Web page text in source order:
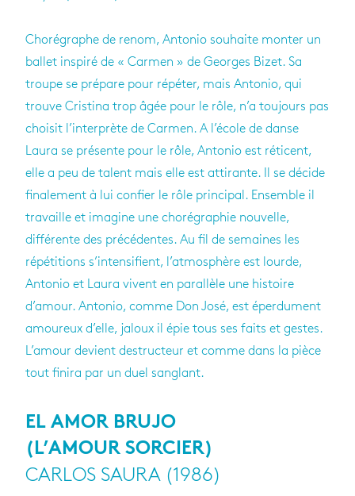
Chorégraphe de renom, Antonio souhaite monter un
ballet inspiré de « Carmen » de Georges Bizet. Sa
troupe se prépare pour répéter, mais Antonio, qui
trouve Cristina trop âgée pour le rôle, n’a toujours pas
choisit l’interprète de Carmen. A l’école de danse
Laura se présente pour le rôle, Antonio est réticent,
elle a peu de talent mais elle est attirante. Il se décide
finalement à lui confier le rôle principal. Ensemble il
travaille et imagine une chorégraphie nouvelle,
différente des précédentes. Au fil de semaines les
répétitions s’intensifient, l’atmosphère est lourde,
Antonio et Laura vivent en parallèle une histoire
d’amour. Antonio, comme Don José, est éperdument
amoureux d’elle, jaloux il épie tous ses faits et gestes.
L’amour devient destructeur et comme dans la pièce
tout finira par un duel sanglant.
EL AMOR BRUJO
(L’AMOUR SORCIER)
CARLOS SAURA (1986)